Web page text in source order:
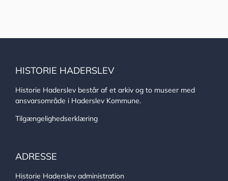
HISTORIE HADERSLEV
Historie Haderslev består af et arkiv og to museer med
ansvarsområde i Haderslev Kommune.
Tilgængelighedserklæring
ADRESSE
Historie Haderslev administration